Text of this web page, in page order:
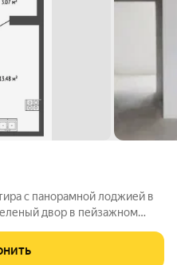
с панорамной лоджией в
двор в пейзажном
и передовые технические